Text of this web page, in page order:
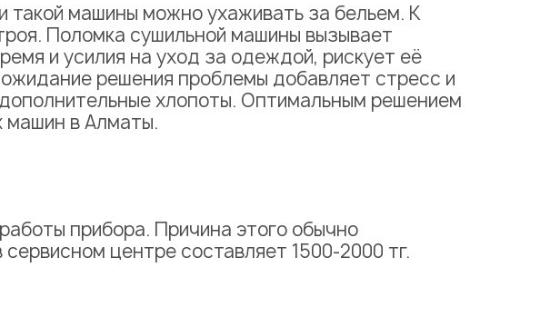
такой машины можно ухаживать за бельем. К
Поломка сушильной машины вызывает
и усилия на уход за одеждой, рискует её
решения проблемы добавляет стресс и
хлопоты. Оптимальным решением
машин в Алматы.
прибора. Причина этого обычно
сервисном центре составляет 1500-2000 тг.